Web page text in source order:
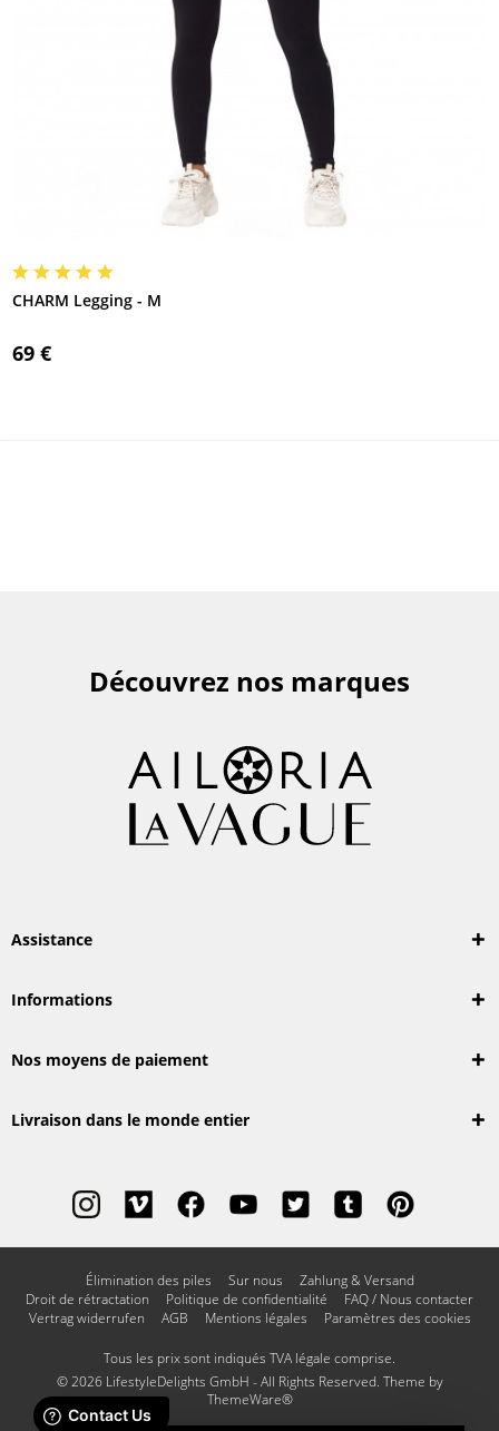
CHARM Legging - M
69 €
Découvrez nos marques
Assistance
Informations
Nos moyens de paiement
Livraison dans le monde entier
Élimination des piles Sur nous
Zahlung & Versand
Droit de rétractation
Politique de confidentialité
FAQ / Nous contacter
Vertrag widerrufen
AGB Mentions légales Paramètres des cookies
Tous les prix sont indiqués TVA légale comprise.
© 2026 LifestyleDelights GmbH - All Rights Reserved. Theme by
ThemeWare®